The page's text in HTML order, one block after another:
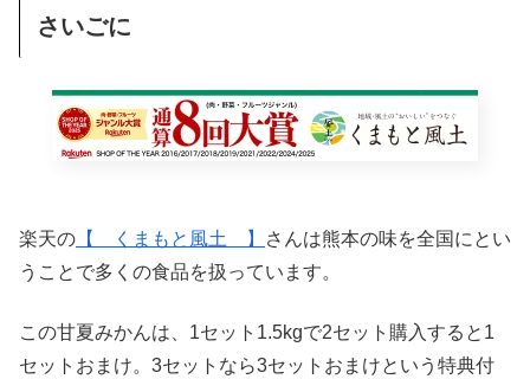
さいごに
楽天の 【 くまもと風土 】
さんは熊本の味を全国にとい
うことで多くの食品を扱っています。
この甘夏みかんは、1セット1.5kgで2セット購入すると1
セットおまけ。3セットなら3セットおまけという特典付